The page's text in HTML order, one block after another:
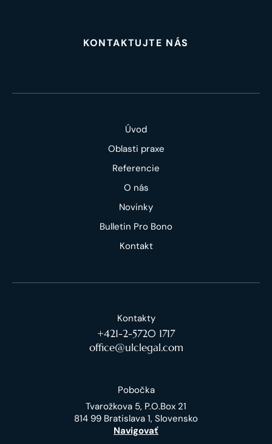
KONTAKTUJTE NÁS
Úvod
Oblasti praxe
Referencie
O nás
Novinky
Bulletin Pro Bono
Kontakt
Kontakty
+421-2-5720 1717
office@ulclegal.com
Pobočka
Tvarožkova 5, P.O.Box 21
814 99 Bratislava 1, Slovensko
Navigovať